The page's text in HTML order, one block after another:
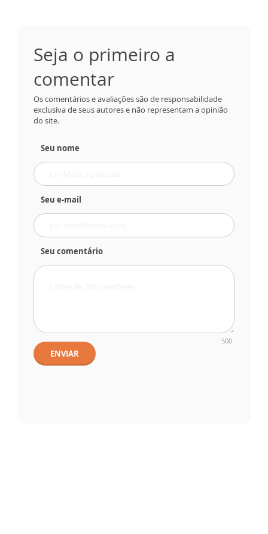
Seja o primeiro a
comentar
Os comentários e avaliações são de responsabilidade
exclusiva de seus autores e não representam a opinião
do site.
Seu nome
Seu e-mail
Seu comentário
500
ENVIAR